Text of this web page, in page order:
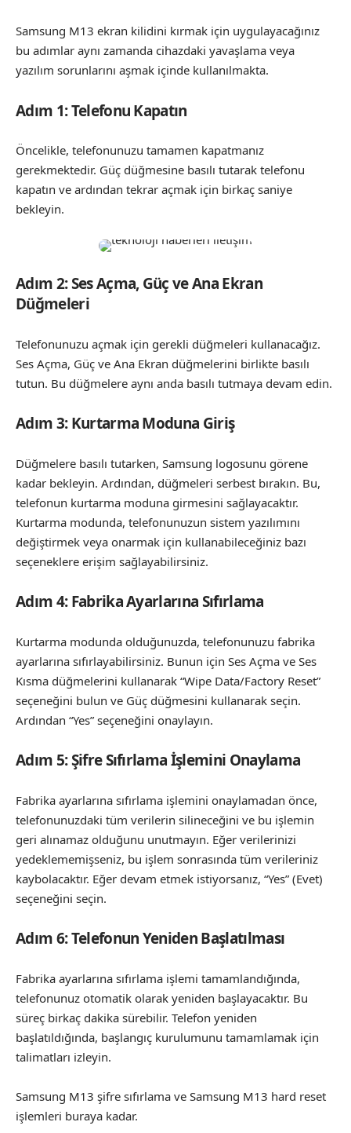
Samsung M13 ekran kilidini kırmak için uygulayacağınız
bu adımlar aynı zamanda cihazdaki yavaşlama veya
yazılım sorunlarını aşmak içinde kullanılmakta.
Adım 1: Telefonu Kapatın
Öncelikle, telefonunuzu tamamen kapatmanız
gerekmektedir. Güç düğmesine basılı tutarak telefonu
kapatın ve ardından tekrar açmak için birkaç saniye
bekleyin.
Adım 2: Ses Açma, Güç ve Ana Ekran
Düğmeleri
Telefonunuzu açmak için gerekli düğmeleri kullanacağız.
Ses Açma, Güç ve Ana Ekran düğmelerini birlikte basılı
tutun. Bu düğmelere aynı anda basılı tutmaya devam edin.
Adım 3: Kurtarma Moduna Giriş
Düğmelere basılı tutarken, Samsung logosunu görene
kadar bekleyin. Ardından, düğmeleri serbest bırakın. Bu,
telefonun kurtarma moduna girmesini sağlayacaktır.
Kurtarma modunda, telefonunuzun sistem yazılımını
değiştirmek veya onarmak için kullanabileceğiniz bazı
seçeneklere erişim sağlayabilirsiniz.
Adım 4: Fabrika Ayarlarına Sıfırlama
Kurtarma modunda olduğunuzda, telefonunuzu fabrika
ayarlarına sıfırlayabilirsiniz. Bunun için Ses Açma ve Ses
Kısma düğmelerini kullanarak “Wipe Data/Factory Reset”
seçeneğini bulun ve Güç düğmesini kullanarak seçin.
Ardından “Yes” seçeneğini onaylayın.
Adım 5: Şifre Sıfırlama İşlemini Onaylama
Fabrika ayarlarına sıfırlama işlemini onaylamadan önce,
telefonunuzdaki tüm verilerin silineceğini ve bu işlemin
geri alınamaz olduğunu unutmayın. Eğer verilerinizi
yedeklememişseniz, bu işlem sonrasında tüm verileriniz
kaybolacaktır. Eğer devam etmek istiyorsanız, “Yes” (Evet)
seçeneğini seçin.
Adım 6: Telefonun Yeniden Başlatılması
Fabrika ayarlarına sıfırlama işlemi tamamlandığında,
telefonunuz otomatik olarak yeniden başlayacaktır. Bu
süreç birkaç dakika sürebilir. Telefon yeniden
başlatıldığında, başlangıç ​​kurulumunu tamamlamak için
talimatları izleyin.
Samsung M13 şifre sıfırlama ve Samsung M13 hard reset
işlemleri buraya kadar.